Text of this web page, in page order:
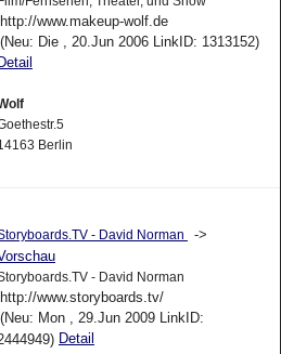
http://www.makeup-wolf.de
(Neu: Die , 20.Jun 2006 LinkID: 1313152)
Berlin
- David Norman
->
- David Norman
http://www.storyboards.tv/
(Neu: Mon , 29.Jun 2009 LinkID:
Detail